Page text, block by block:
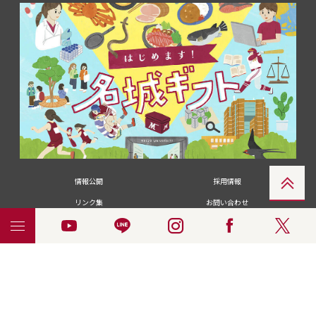
情報公開
採用情報
リンク集
お問い合わせ
メディアの皆さま
卒業生の皆さま